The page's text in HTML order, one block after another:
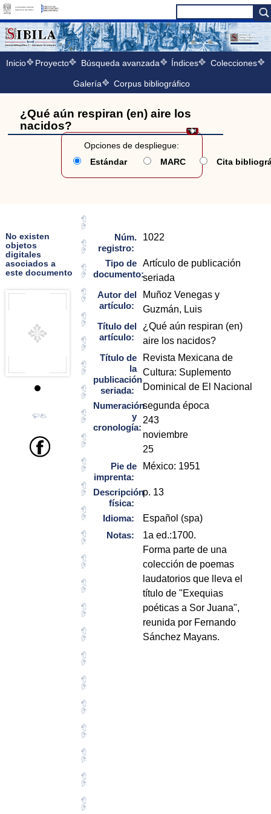
Inicio Proyecto Búsqueda avanzada Índices Colecciones
Galería Corpus bibliográfico
¿Qué aún respiran (en) aire los
nacidos?
Opciones de despliegue:
Estándar
MARC Cita
No existen
objetos
digitales
asociados a
este documento
Núm.
registro:
1022
Tipo de
documento:
Artículo de publicación
seriada
Autor del
artículo:
Muñoz Venegas y
Guzmán, Luis
Título del
artículo:
¿Qué aún respiran (en)
aire los nacidos?
Título de
la
publicación
seriada:
Revista Mexicana de
Cultura: Suplemento
Dominical de El Nacional
Numeración
y
cronología:
segunda época
243
noviembre
25
Pie de
imprenta:
México: 1951
Descripción
física:
p. 13
Idioma:
Español (spa)
Notas:
1a ed.:1700.
Forma parte de una
colección de poemas
laudatorios que lleva el
título de "Exequias
poéticas a Sor Juana",
reunida por Fernando
Sánchez Mayans.